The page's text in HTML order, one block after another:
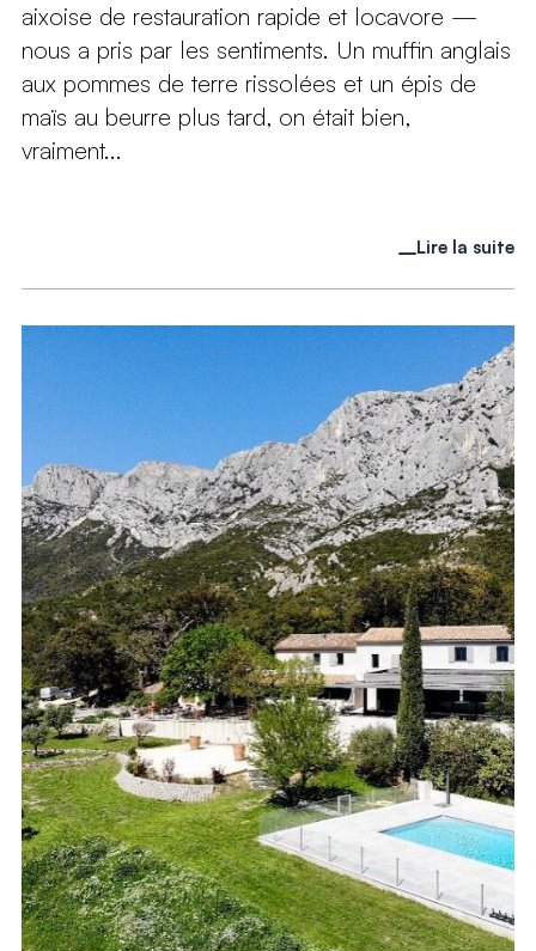
aixoise de restauration rapide et locavore —
nous a pris par les sentiments. Un muffin anglais
aux pommes de terre rissolées et un épis de
maïs au beurre plus tard, on était bien,
vraiment...
Lire la suite